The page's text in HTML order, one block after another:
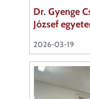
Dr. Gyenge
József
2026-03-19